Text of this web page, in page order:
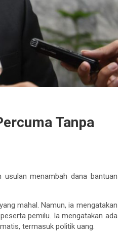
Tanpa
menambah dana bantuan
mahal. Namun, ia mengatakan
pemilu. Ia mengatakan ada
termasuk politik uang.